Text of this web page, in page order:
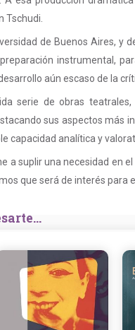
Tschudi.
de Buenos Aires,
instrumental,
aún escaso de la
serie de obras
sus aspectos más
capacidad analítica y
a suplir una necesidad
que será de interés